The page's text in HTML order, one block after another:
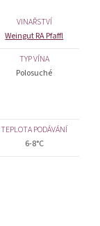
VINAŘSTVÍ
Weingut RA Pfaffl
TYP VÍNA
Polosuché
TEPLOTA PODÁVÁNÍ
6-8°C